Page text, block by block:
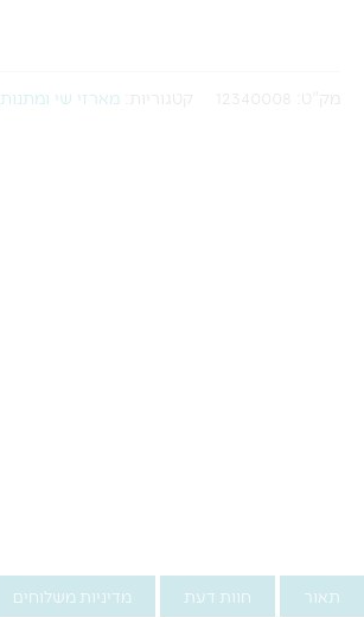
מק"ט: 12340008 קטגוריות: מארזי שי ומתנות
תאור חוות דעת מדיניות משלוחים